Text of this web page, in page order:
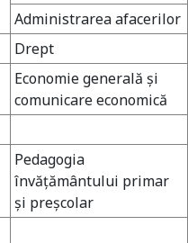
Administrarea afacerilor
Drept
Economie generală şi
comunicare economică
Pedagogia
învăţământului primar
şi preşcolar